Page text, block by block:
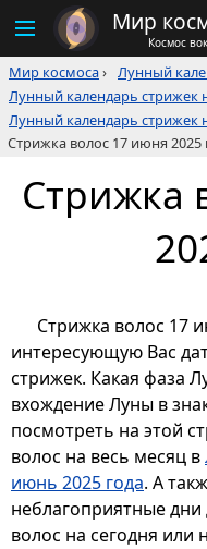
Мир
Космос
Мир космоса› Лунный
Лунный календарь стрижек
Лунный календарь стрижек
Стрижка волос 17 июня 2025
Стрижка
Стрижка волос 17
интересующую Вас
стрижек. Какая фаза
вхождение Луны в
посмотреть на этой
волос на весь месяц в
июнь 2025 года. А
неблагоприятные
волос на сегодня или